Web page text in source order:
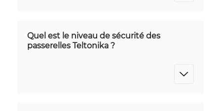
Quel est le niveau de sécurité des
passerelles Teltonika ?